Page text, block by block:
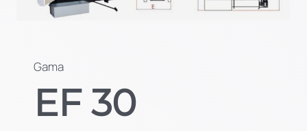
Gama
EF 30